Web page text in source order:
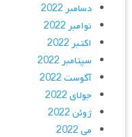
دسامبر 2022
نوامبر 2022
اکتبر 2022
سپتامبر 2022
آگوست 2022
جولای 2022
ژوئن 2022
می 2022